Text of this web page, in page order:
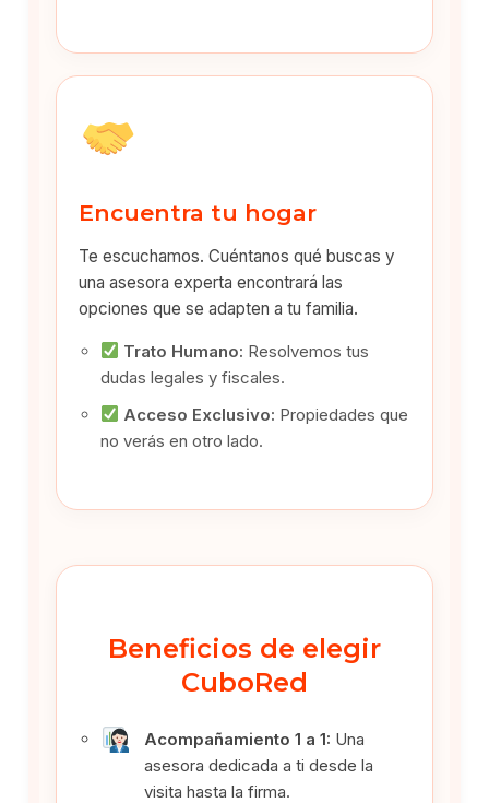
Encuentra tu hogar
Te escuchamos. Cuéntanos qué buscas y
una asesora experta encontrará las
opciones que se adapten a tu familia.
Trato Humano: Resolvemos tus
dudas legales y fiscales.
Acceso Exclusivo: Propiedades que
no verás en otro lado.
Beneficios de elegir
CuboRed
Acompañamiento 1 a 1: Una
asesora dedicada a ti desde la
visita hasta la firma.